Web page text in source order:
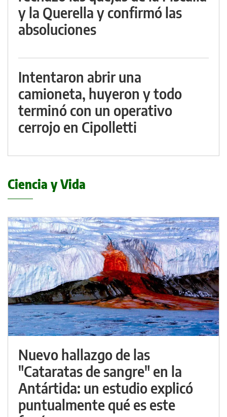
y la Querella y confirmó las
absoluciones
Intentaron abrir una
camioneta, huyeron y todo
terminó con un operativo
cerrojo en Cipolletti
Ciencia y Vida
Nuevo hallazgo de las
"Cataratas de sangre" en la
Antártida: un estudio explicó
puntualmente qué es este